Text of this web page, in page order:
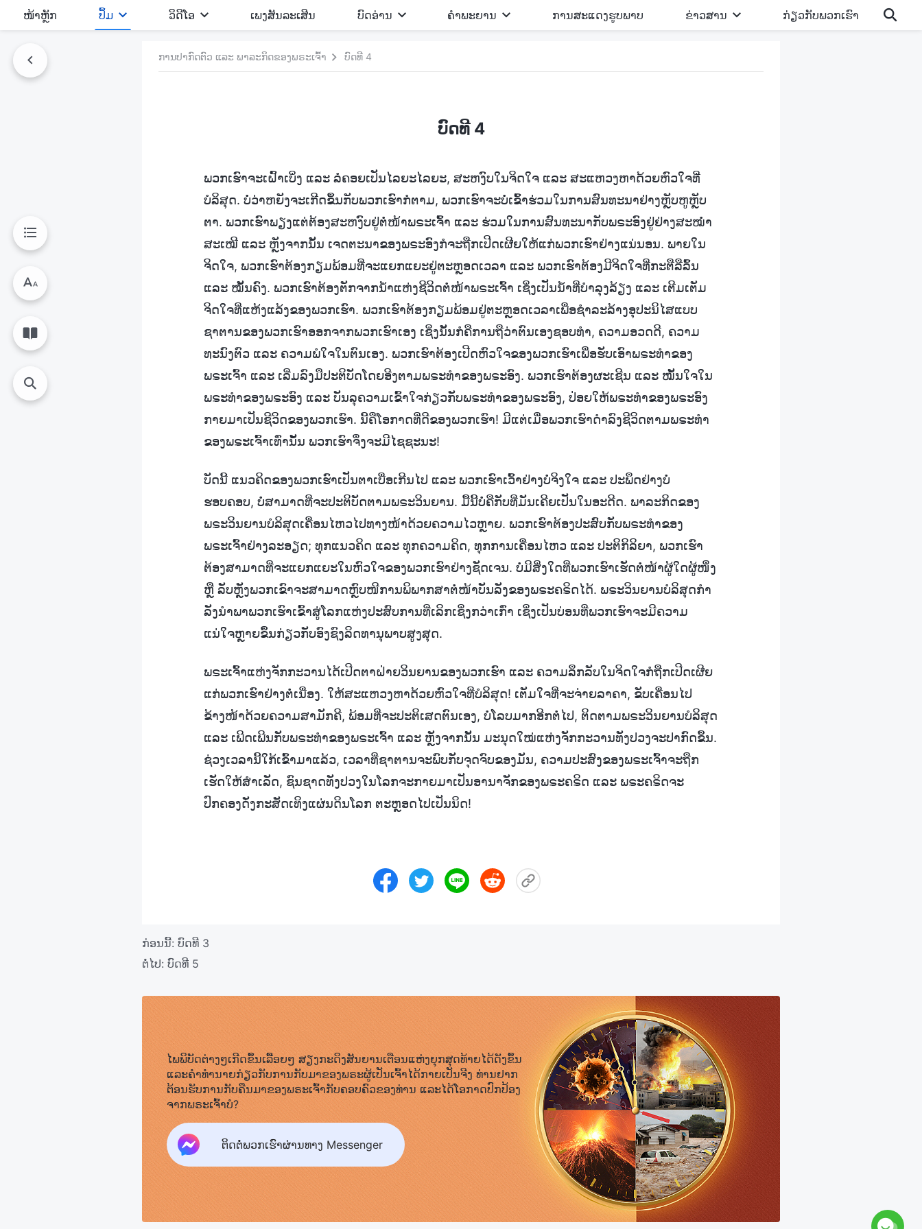
​ໜ້າຫຼັກ ປຶ້ມ ວິ​ດີ​ໂອ ເພງສັນລະເສີນ ບົດອ່ານ ຄຳພະຍານ ການສະແດງຮູບພາບ ຂ່າວສານ ກ່ຽວກັບພວກເຮົາ
ການປາກົດຕົວ ແລະ ພາລະກິດຂອງພຣະເຈົ້າ ບົດທີ 4
ບົດທີ 4
ພວກເຮົາຈະເຝົ້າເບິ່ງ ແລະ ລໍຄອຍເປັນໄລຍະໄລຍະ, ສະຫງົບໃນຈິດໃຈ ແລະ ສະແຫວງຫາດ້ວຍຫົວໃຈທີ່
ບໍລິສຸດ. ບໍ່ວ່າຫຍັງຈະເກີດຂຶ້ນກັບພວກເຮົາກໍຕາມ, ພວກເຮົາຈະບໍ່ເຂົ້າຮ່ວມໃນການສົນທະນາຢ່າງຫຼັບຫູຫຼັບ
ຕາ. ພວກເຮົາພຽງແຕ່ຕ້ອງສະຫງົບຢູ່ຕໍ່ໜ້າພຣະເຈົ້າ ແລະ ຮ່ວມໃນການສົນທະນາກັບພຣະອົງຢູ່ຢ່າງສະໝໍ່າ
ສະເໝີ ແລະ ຫຼັງຈາກນັ້ນ ເຈດຕະນາຂອງພຣະອົງກໍຈະຖືກເປີດເຜີຍໃຫ້ແກ່ພວກເຮົາຢ່າງແນ່ນອນ. ພາຍໃນ
ຈິດໃຈ, ພວກເຮົາຕ້ອງກຽມພ້ອມທີ່ຈະແຍກແຍະຢູ່ຕະຫຼອດເວລາ ແລະ ພວກເຮົາຕ້ອງມີຈິດໃຈທີ່ກະຕືລືລົ້ນ
ແລະ ໝັ້ນຄົງ. ພວກເຮົາຕ້ອງຕັກຈາກນໍ້າແຫ່ງຊີວິດຕໍ່ໜ້າພຣະເຈົ້າ ເຊິ່ງເປັນນໍ້າທີ່ບຳລຸງລ້ຽງ ແລະ ເຕີມເຕັມ
ຈິດໃຈທີ່ແຫ້ງແລ້ງຂອງພວກເຮົາ. ພວກເຮົາຕ້ອງກຽມພ້ອມຢູ່ຕະຫຼອດເວລາເພື່ອຊໍາລະລ້າງອຸປະນິໄສແບບ
ຊາຕານຂອງພວກເຮົາອອກຈາກພວກເຮົາເອງ ເຊິ່ງນັ້ນກໍຄືການຖືວ່າຕົນເອງຊອບທຳ, ຄວາມອວດດີ, ຄວາມ
ທະນົງຕົວ ແລະ ຄວາມພໍໃຈໃນຕົນເອງ. ພວກເຮົາຕ້ອງເປີດຫົວໃຈຂອງພວກເຮົາເພື່ອຮັບເອົາພຣະທຳຂອງ
ພຣະເຈົ້າ ແລະ ເລີ່ມລົງມືປະຕິບັດໂດຍອີງຕາມພຣະທຳຂອງພຣະອົງ. ພວກເຮົາຕ້ອງຜະເຊີນ ແລະ ໝັ້ນໃຈໃນ
ພຣະທຳຂອງພຣະອົງ ແລະ ບັນລຸຄວາມເຂົ້າໃຈກ່ຽວກັບພຣະທຳຂອງພຣະອົງ, ປ່ອຍໃຫ້ພຣະທຳຂອງພຣະອົງ
ກາຍມາເປັນຊີວິດຂອງພວກເຮົາ. ນີ້ຄືໂອກາດທີ່ດີຂອງພວກເຮົາ! ມີແຕ່ເມື່ອພວກເຮົາດຳລົງຊີວິດຕາມພຣະທຳ
ຂອງພຣະເຈົ້າເທົ່ານັ້ນ ພວກເຮົາຈຶ່ງຈະມີໄຊຊະນະ!
ບັດນີ້ ແນວຄິດຂອງພວກເຮົາເປັນຕາເບື່ອເກີນໄປ ແລະ ພວກເຮົາເວົ້າຢ່າງບໍ່ຈິງໃຈ ແລະ ປະພຶດຢ່າງບໍ່
ຮອບຄອບ, ບໍ່ສາມາດທີ່ຈະປະຕິບັດຕາມພຣະວິນຍານ. ມື້ນີ້ບໍ່ຄືກັບທີ່ມັນເຄີຍເປັນໃນອະດີດ. ພາລະກິດຂອງ
ພຣະວິນຍານບໍລິສຸດເຄື່ອນໄຫວໄປທາງໜ້າດ້ວຍຄວາມໄວຫຼາຍ. ພວກເຮົາຕ້ອງປະສົບກັບພຣະທຳຂອງ
ພຣະເຈົ້າຢ່າງລະອຽດ; ທຸກແນວຄິດ ແລະ ທຸກຄວາມຄິດ, ທຸກການເຄື່ອນໄຫວ ແລະ ປະຕິກິລິຍາ, ພວກເຮົາ
ຕ້ອງສາມາດທີ່ຈະແຍກແຍະໃນຫົວໃຈຂອງພວກເຮົາຢ່າງຊັດເຈນ. ບໍ່ມີສິ່ງໃດທີ່ພວກເຮົາເຮັດຕໍ່ໜ້າຜູ້ໃດຜູ້ໜຶ່ງ
ຫຼື ລັບຫຼັງພວກເຂົາຈະສາມາດຫຼົບໜີການພິພາກສາຕໍ່ໜ້າບັນລັງຂອງພຣະຄຣິດໄດ້. ພຣະວິນຍານບໍລິສຸດກໍາ
ລັງນໍາພາພວກເຮົາເຂົ້າສູ່ໂລກແຫ່ງປະສົບການທີ່ເລິກເຊິ່ງກວ່າເກົ່າ ເຊິ່ງເປັນບ່ອນທີ່ພວກເຮົາຈະມີຄວາມ
ແນ່ໃຈຫຼາຍຂຶ້ນກ່ຽວກັບອົງຊົງລິດທານຸພາບສູງສຸດ.
ພຣະເຈົ້າແຫ່ງຈັກກະວານໄດ້ເປີດຕາຝ່າຍວິນຍານຂອງພວກເຮົາ ແລະ ຄວາມລຶກລັບໃນຈິດໃຈກໍຖືກເປີດເຜີຍ
ແກ່ພວກເຮົາຢ່າງຕໍ່ເນື່ອງ. ໃຫ້ສະແຫວງຫາດ້ວຍຫົວໃຈທີ່ບໍລິສຸດ! ເຕັມໃຈທີ່ຈະຈ່າຍລາຄາ, ຂັບເຄື່ອນໄປ
ຂ້າງໜ້າດ້ວຍຄວາມສາມັກຄີ, ພ້ອມທີ່ຈະປະຕິເສດຕົນເອງ, ບໍ່ໂລບມາກອີກຕໍ່ໄປ, ຕິດຕາມພຣະວິນຍານບໍລິສຸດ
ແລະ ເພີດເພີນກັບພຣະທຳຂອງພຣະເຈົ້າ ແລະ ຫຼັງຈາກນັ້ນ ມະນຸດໃໝ່ແຫ່ງຈັກກະວານທັງປວງຈະປາກົດຂຶ້ນ.
ຊ່ວງເວລານີ້ໃກ້ເຂົ້າມາແລ້ວ, ເວລາທີ່ຊາຕານຈະພົບກັບຈຸດຈົບຂອງມັນ, ຄວາມປະສົງຂອງພຣະເຈົ້າຈະຖືກ
ເຮັດໃຫ້ສຳເລັດ, ຊົນຊາດທັງປວງໃນໂລກຈະກາຍມາເປັນອານາຈັກຂອງພຣະຄຣິດ ແລະ ພຣະຄຣິດຈະ
ປົກຄອງດັ່ງກະສັດເທິງແຜ່ນດິນໂລກ ຕະຫຼອດໄປເປັນນິດ!
ກ່ອນນີ້: ບົດທີ 3
ຕໍ່ໄປ: ບົດທີ 5
ໄພພິບັດຕ່າງໆເກີດຂຶ້ນເລື້ອຍໆ ສຽງກະດິງສັນຍານເຕືອນແຫ່ງຍຸກສຸດທ້າຍໄດ້ດັງຂຶ້ນ
ແລະຄໍາທໍານາຍກ່ຽວກັບການກັບມາຂອງພຣະຜູ້ເປັນເຈົ້າໄດ້ກາຍເປັນຈີງ ທ່ານຢາກ
ຕ້ອນຮັບການກັບຄືນມາຂອງພຣະເຈົ້າກັບຄອບຄົວຂອງທ່ານ ແລະໄດ້ໂອກາດປົກປ້ອງ
ຈາກພຣະເຈົ້າບໍ?
ຕິດຕໍ່ພວກເຮົາຜ່ານທາງ Messenger